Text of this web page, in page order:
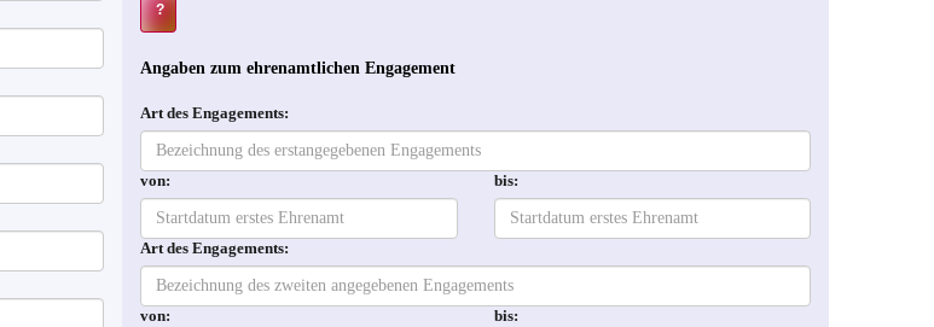
?
Angaben zum ehrenamtlichen Engagement
Art des Engagements:
von: bis:
Art des Engagements:
von: bis: